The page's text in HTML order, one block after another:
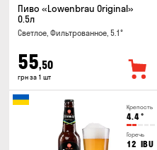
Пиво «Lowenbrau Original»
0.5л
Светлое, Фильтрованное, 5.1°
55,50
грн за 1 шт
Крепость
4.4°
Горечь
12 IBU